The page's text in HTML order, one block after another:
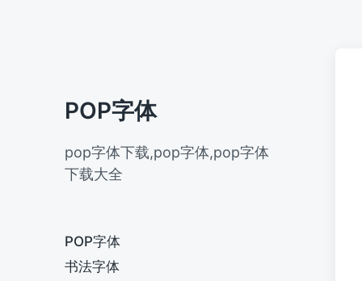
POP字体
pop字体下载,pop字体,pop字体
下载大全
POP字体
书法字体